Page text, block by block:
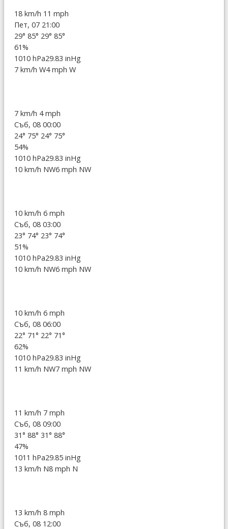
18 km/h 11 mph
Пет, 07 21:00
29° 85° 29° 85°
61%
1010 hPa29.83 inHg
7 km/h W4 mph W
7 km/h 4 mph
Съб, 08 00:00
24° 75° 24° 75°
54%
1010 hPa29.83 inHg
10 km/h NW6 mph NW
10 km/h 6 mph
Съб, 08 03:00
23° 74° 23° 74°
51%
1010 hPa29.83 inHg
10 km/h NW6 mph NW
10 km/h 6 mph
Съб, 08 06:00
22° 71° 22° 71°
62%
1010 hPa29.83 inHg
11 km/h NW7 mph NW
11 km/h 7 mph
Съб, 08 09:00
31° 88° 31° 88°
47%
1011 hPa29.85 inHg
13 km/h N8 mph N
13 km/h 8 mph
Съб, 08 12:00